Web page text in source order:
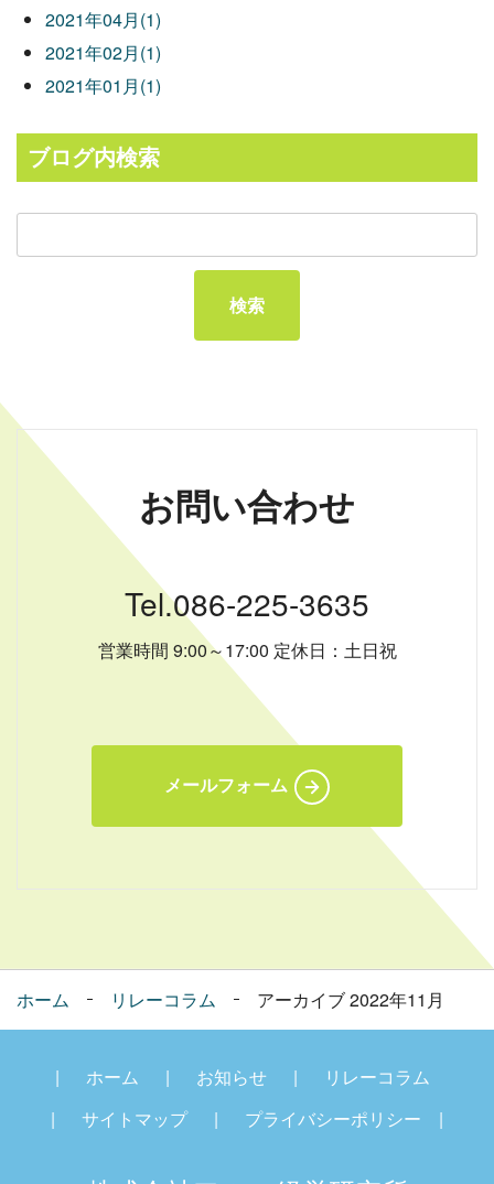
2021年04月(1)
2021年02月(1)
2021年01月(1)
ブログ内検索
お問い合わせ
Tel.086-225-3635
営業時間 9:00～17:00 定休日：土日祝
メールフォーム
ホーム リレーコラム アーカイブ 2022年11月
ホーム お知らせ
リレーコラム
サイトマップ
プライバシーポリシー